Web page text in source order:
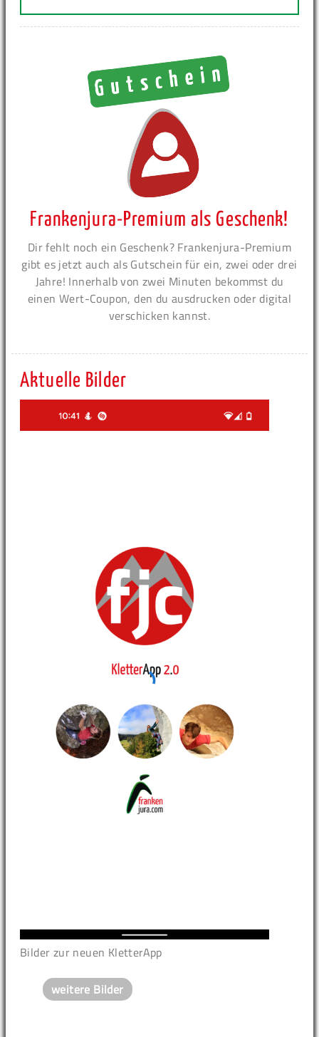
Frankenjura-Premium als Geschenk!
Dir fehlt noch ein Geschenk? Frankenjura-Premium
gibt es jetzt auch als Gutschein für ein, zwei oder drei
Jahre! Innerhalb von zwei Minuten bekommst du
einen Wert-Coupon, den du ausdrucken oder digital
verschicken kannst.
Aktuelle Bilder
Bilder zur neuen KletterApp
weitere Bilder